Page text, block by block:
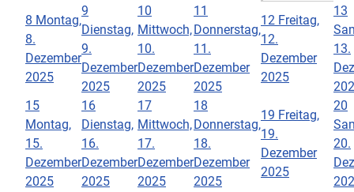
8 Montag,
8.
Dezember
2025
9
Dienstag,
9.
Dezember
2025
10
Mittwoch,
10.
Dezember
2025
11
Donnerstag,
11.
Dezember
2025
12 Freitag,
12.
Dezember
2025
13
13.
15
Montag,
15.
Dezember
2025
16
Dienstag,
16.
Dezember
2025
17
Mittwoch,
17.
Dezember
2025
18
Donnerstag,
18.
Dezember
2025
19 Freitag,
19.
Dezember
2025
20
20.